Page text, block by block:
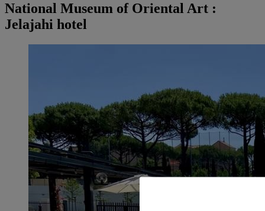
National Museum of Oriental Art :
Jelajahi hotel